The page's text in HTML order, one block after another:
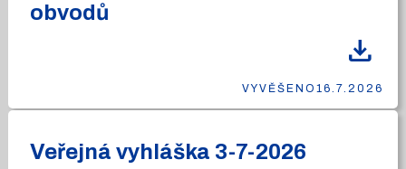
obvodů
download
VYVĚŠENO 16.7.2026
Veřejná vyhláška 3-7-2026